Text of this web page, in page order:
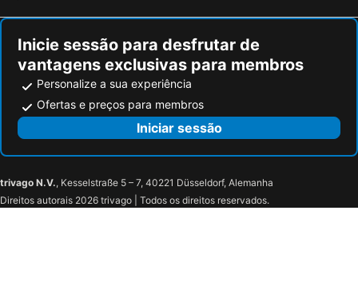
Inicie sessão para desfrutar de
vantagens exclusivas para membros
Personalize a sua experiência
Ofertas e preços para membros
Iniciar sessão
trivago N.V., Kesselstraße 5 – 7, 40221 Düsseldorf, Alemanha
Direitos autorais 2026 trivago | Todos os direitos reservados.